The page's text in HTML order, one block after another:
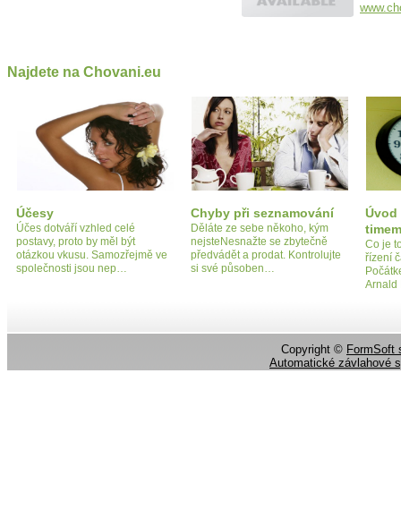
Najdete na Chovani.eu
Účesy
Účes dotváří vzhled celé
postavy, proto by měl být
otázkou vkusu. Samozřejmě ve
společnosti jsou nep…
Chyby při seznamování
Děláte ze sebe někoho, kým
nejsteNesnažte se zbytečně
předvádět a prodat. Kontrolujte
si své působen…
Úvod
Co je
řízení
Copyright © FormSoft
Automatické závlahové